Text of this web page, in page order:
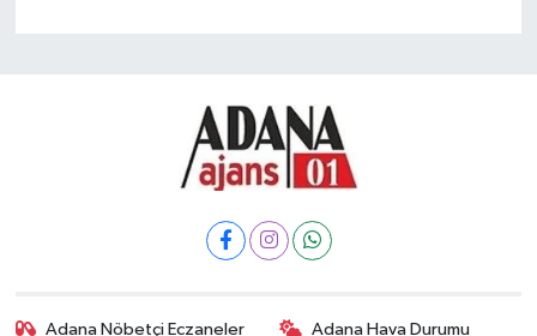
Adana Nöbetçi Eczaneler Adana Hava Durumu